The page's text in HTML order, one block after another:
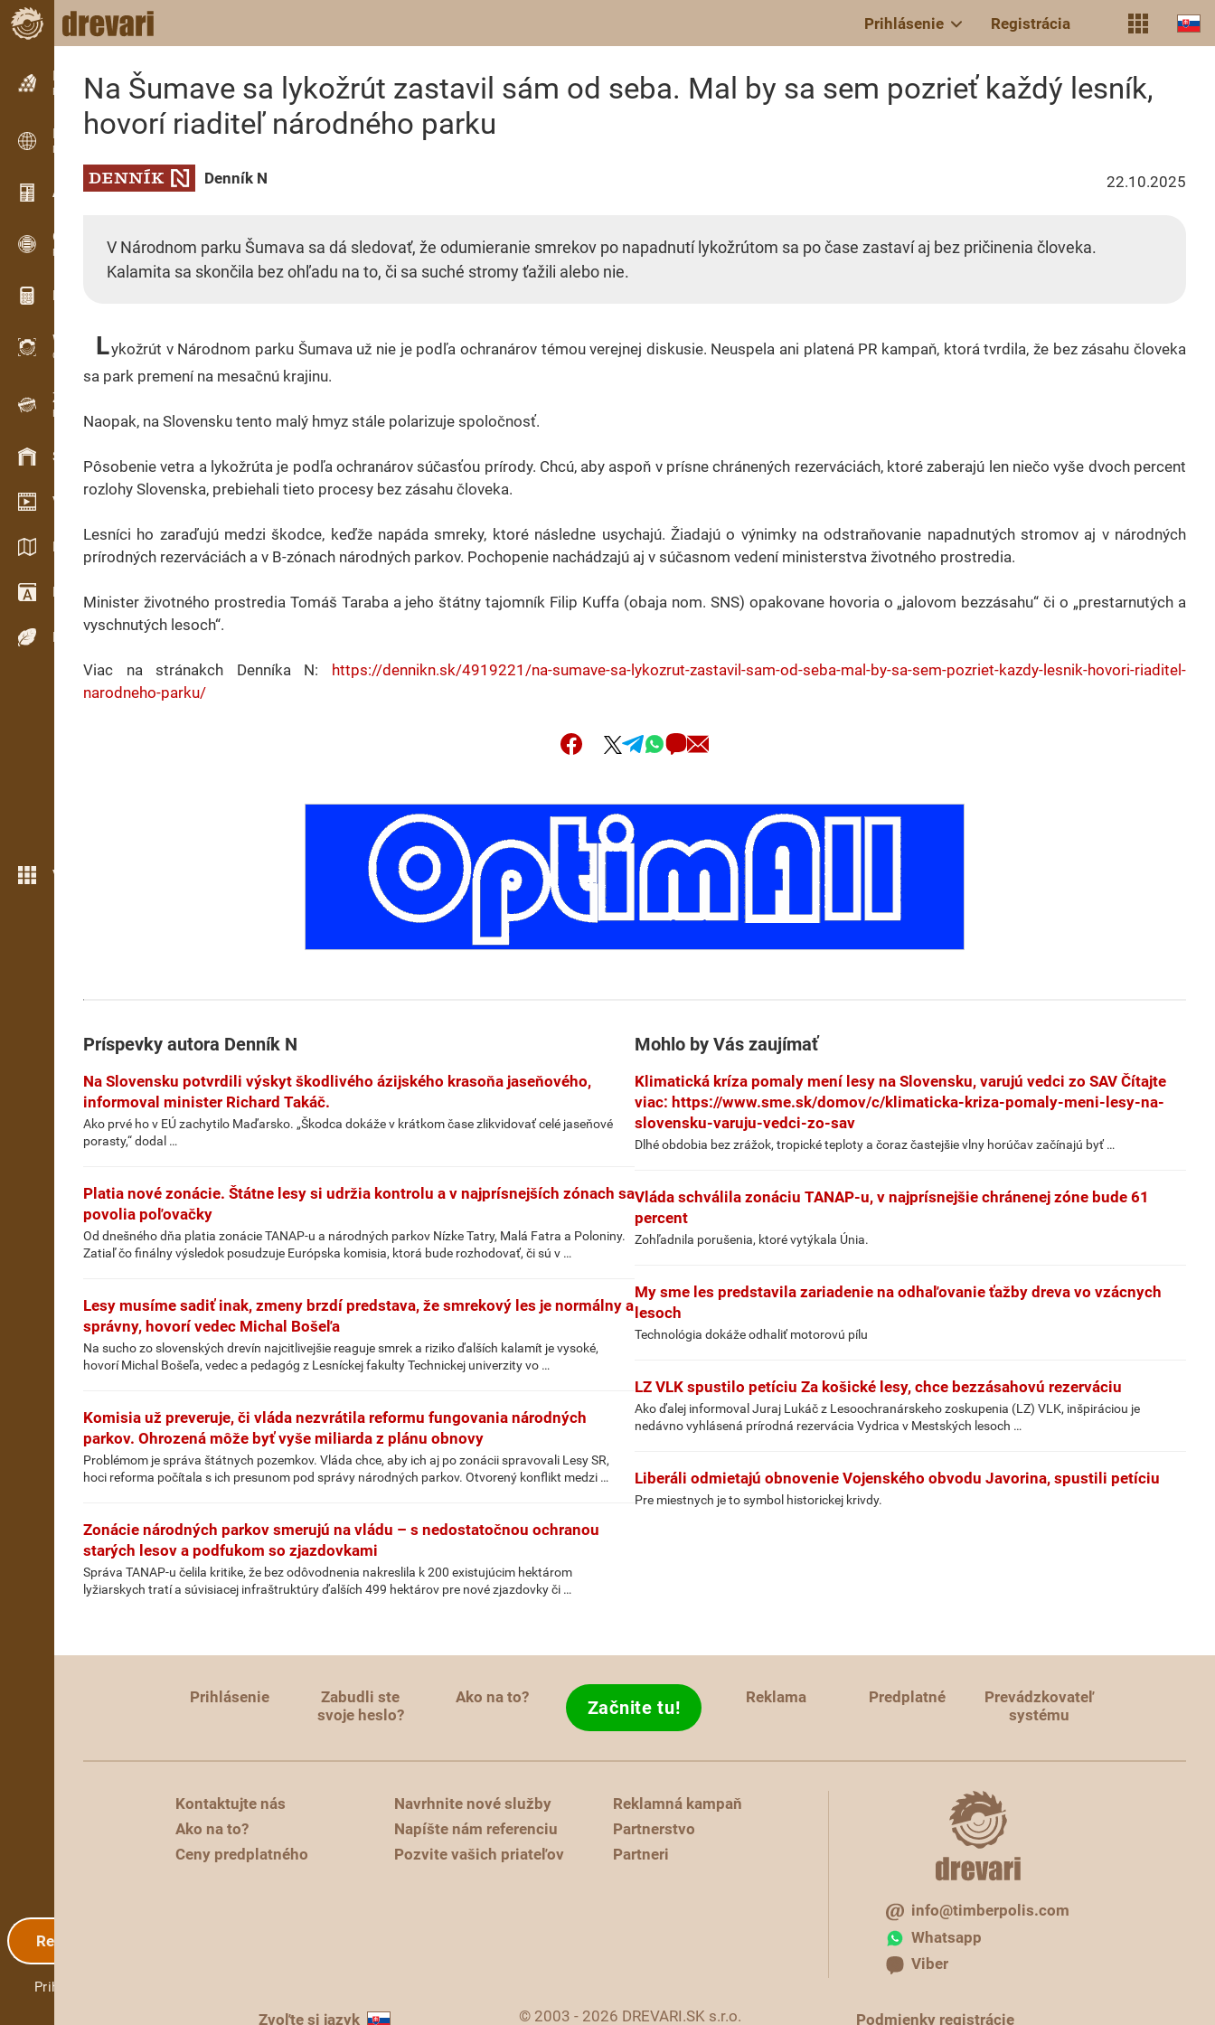
Prihlásenie Registrácia
Inzercia
Riadková inzercia
Inzercia
Medzinárodná inzercia
Aktuality / Články
OPTI-TIMB
Porezové schémy
Drevárske kalkulačky
WoodProfi
Objem dreva s AI
Záznamník
Evidencia dreva v teréne
Skladové hospodárstvo
Video showroom
Katalógy / Brožúry
Drevársky slovník
Dreviny
Viac možností
Registrácia
Prihlásenie
Na Šumave sa lykožrút zastavil sám od seba. Mal by sa sem pozrieť každý lesník,
hovorí riaditeľ národného parku
Denník N 22.10.2025
V Národnom parku Šumava sa dá sledovať, že odumieranie smrekov po napadnutí lykožrútom sa po čase zastaví aj bez pričinenia človeka.
Kalamita sa skončila bez ohľadu na to, či sa suché stromy ťažili alebo nie.
Lykožrút v Národnom parku Šumava už nie je podľa ochranárov témou verejnej diskusie. Neuspela ani platená PR kampaň, ktorá tvrdila, že bez zásahu človeka
sa park premení na mesačnú krajinu.
Naopak, na Slovensku tento malý hmyz stále polarizuje spoločnosť.
Pôsobenie vetra a lykožrúta je podľa ochranárov súčasťou prírody. Chcú, aby aspoň v prísne chránených rezerváciách, ktoré zaberajú len niečo vyše dvoch percent
rozlohy Slovenska, prebiehali tieto procesy bez zásahu človeka.
Lesníci ho zaraďujú medzi škodce, keďže napáda smreky, ktoré následne usychajú. Žiadajú o výnimky na odstraňovanie napadnutých stromov aj v národných
prírodných rezerváciách a v B-zónach národných parkov. Pochopenie nachádzajú aj v súčasnom vedení ministerstva životného prostredia.
Minister životného prostredia Tomáš Taraba a jeho štátny tajomník Filip Kuffa (obaja nom. SNS) opakovane hovoria o „jalovom bezzásahu“ či o „prestarnutých a
vyschnutých lesoch“.
Viac na stránakch Denníka N: https://dennikn.sk/4919221/na-sumave-sa-lykozrut-zastavil-sam-od-seba-mal-by-sa-sem-pozriet-kazdy-lesnik-hovori-riaditel-
narodneho-parku/
Príspevky autora Denník N
Na Slovensku potvrdili výskyt škodlivého ázijského krasoňa jaseňového,
informoval minister Richard Takáč.
Ako prvé ho v EÚ zachytilo Maďarsko. „Škodca dokáže v krátkom čase zlikvidovať celé jaseňové
porasty,“ dodal …
Platia nové zonácie. Štátne lesy si udržia kontrolu a v najprísnejších zónach sa
povolia poľovačky
Od dnešného dňa platia zonácie TANAP-u a národných parkov Nízke Tatry, Malá Fatra a Poloniny.
Zatiaľ čo finálny výsledok posudzuje Európska komisia, ktorá bude rozhodovať, či sú v …
Lesy musíme sadiť inak, zmeny brzdí predstava, že smrekový les je normálny a
správny, hovorí vedec Michal Bošeľa
Na sucho zo slovenských drevín najcitlivejšie reaguje smrek a riziko ďalších kalamít je vysoké,
hovorí Michal Bošeľa, vedec a pedagóg z Lesníckej fakulty Technickej univerzity vo …
Komisia už preveruje, či vláda nezvrátila reformu fungovania národných
parkov. Ohrozená môže byť vyše miliarda z plánu obnovy
Problémom je správa štátnych pozemkov. Vláda chce, aby ich aj po zonácii spravovali Lesy SR,
hoci reforma počítala s ich presunom pod správy národných parkov. Otvorený konflikt medzi …
Zonácie národných parkov smerujú na vládu – s nedostatočnou ochranou
starých lesov a podfukom so zjazdovkami
Správa TANAP-u čelila kritike, že bez odôvodnenia nakreslila k 200 existujúcim hektárom
lyžiarskych tratí a súvisiacej infraštruktúry ďalších 499 hektárov pre nové zjazdovky či …
Mohlo by Vás zaujímať
Klimatická kríza pomaly mení lesy na Slovensku, varujú vedci zo SAV Čítajte
viac: https://www.sme.sk/domov/c/klimaticka-kriza-pomaly-meni-lesy-na-
slovensku-varuju-vedci-zo-sav
Dlhé obdobia bez zrážok, tropické teploty a čoraz častejšie vlny horúčav začínajú byť …
Vláda schválila zonáciu TANAP-u, v najprísnejšie chránenej zóne bude 61
percent
Zohľadnila porušenia, ktoré vytýkala Únia.
My sme les predstavila zariadenie na odhaľovanie ťažby dreva vo vzácnych
lesoch
Technológia dokáže odhaliť motorovú pílu
LZ VLK spustilo petíciu Za košické lesy, chce bezzásahovú rezerváciu
Ako ďalej informoval Juraj Lukáč z Lesoochranárskeho zoskupenia (LZ) VLK, inšpiráciou je
nedávno vyhlásená prírodná rezervácia Vydrica v Mestských lesoch …
Liberáli odmietajú obnovenie Vojenského obvodu Javorina, spustili petíciu
Pre miestnych je to symbol historickej krivdy.
Prihlásenie
Zabudli ste
svoje heslo?
Ako na to? Začnite tu! Reklama Predplatné
Prevádzkovateľ
systému
Kontaktujte nás
Ako na to?
Ceny predplatného
Navrhnite nové služby
Napíšte nám referenciu
Pozvite vašich priateľov
Reklamná kampaň
Partnerstvo
Partneri
info@timberpolis.com
Whatsapp
Viber
Zvoľte si jazyk © 2003 - 2026 DREVARI.SK s.r.o. Podmienky registrácie